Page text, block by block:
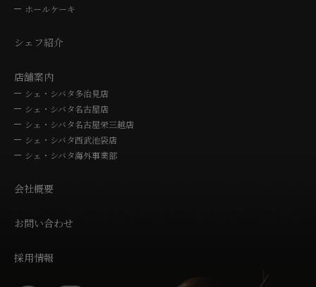
ホールケーキ
シェフ紹介
店舗案内
シェ・シバタ多治見店
シェ・シバタ名古屋店
シェ・シバタ名古屋栄三越店
シェ・シバタ西武池袋店
シェ・シバタ海外事業部
会社概要
お問い合わせ
採用情報